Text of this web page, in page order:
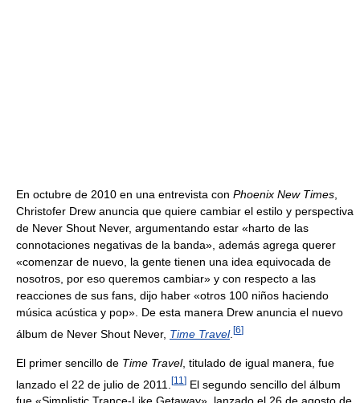
En octubre de 2010 en una entrevista con Phoenix New Times
Christofer Drew anuncia que quiere cambiar el estilo y perspectiva
de Never Shout Never, argumentando estar «harto de las
connotaciones negativas de la banda», además agrega querer
«comenzar de nuevo, la gente tienen una idea equivocada de
nosotros, por eso queremos cambiar» y con respecto a las
reacciones de sus fans, dijo haber «otros 100 niños haciendo
música acústica y pop». De esta manera Drew anuncia el nuevo
álbum de Never Shout Never, Time Travel. [6]
El primer sencillo de Time Travel, titulado de igual manera, fue
lanzado el 22 de julio de 2011. [11 ] El segundo sencillo del álbum